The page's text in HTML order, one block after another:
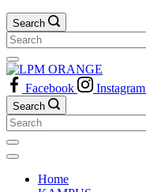
Search
Search
for:
Facebook Instagram
Search
Search
for:
Home